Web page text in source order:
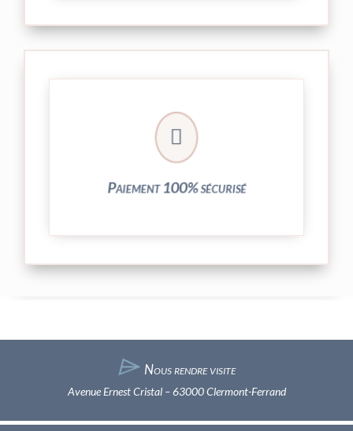

Paiement 100% sécurisé
Vos transactions par carte bancaire sont
entièrement sécurisées grâce au système
crypté de notre partenaire PayPlug.
⌲ Nous rendre visite
Avenue Ernest Cristal – 63000 Clermont-Ferrand